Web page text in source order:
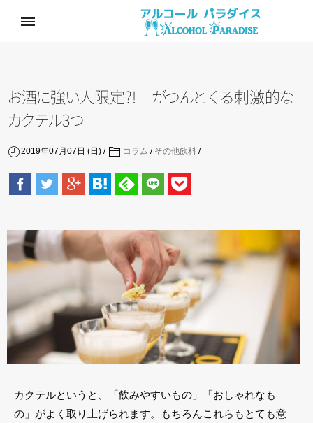
お酒に強い 人限定?! がつんと く る刺激的な
カクテル3つ
2019年07月07日 (日) コラム / その他飲料
カクテルというと、「飲みやすいもの」「おしゃれなも
の」がよく取り上げられます。もちろんこれらもとても意